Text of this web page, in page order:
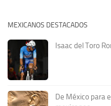
MEXICANOS DESTACADOS
Isaac del Toro
De México para